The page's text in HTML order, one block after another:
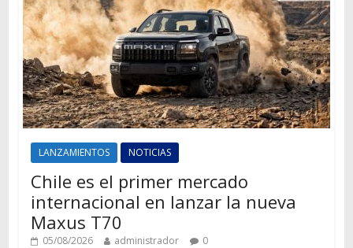
LANZAMIENTOS NOTICIAS
Chile es el primer mercado
internacional en lanzar la nueva
Maxus T70
05/08/2026 administrador 0